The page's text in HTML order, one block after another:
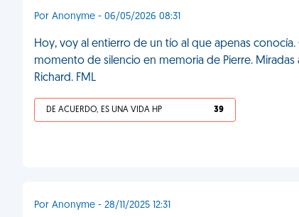
Por Anonyme - 06/05/2026 08:31
Hoy, voy al entierro de un tío al que apenas
momento de silencio en memoria de Pierre.
Richard. FML
DE ACUERDO, ES UNA VIDA HP 39
Por Anonyme - 28/11/2025 12:31